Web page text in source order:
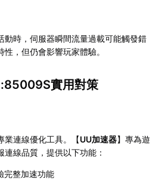
動時，伺服器瞬間流量過載可能觸發錯
，但仍會影響玩家體驗。
實用對策
業連線優化工具。【UU加速器】專為遊
線品質，提供以下功能：
完整加速功能